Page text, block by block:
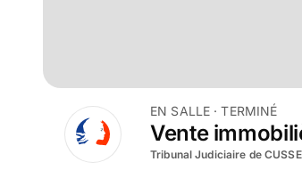
EN SALLE · TERMINÉ
Vente
Tribunal Judiciaire de